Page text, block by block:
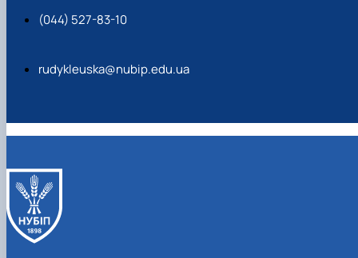
(044) 527-83-10
rudykleuska@nubip.edu.ua